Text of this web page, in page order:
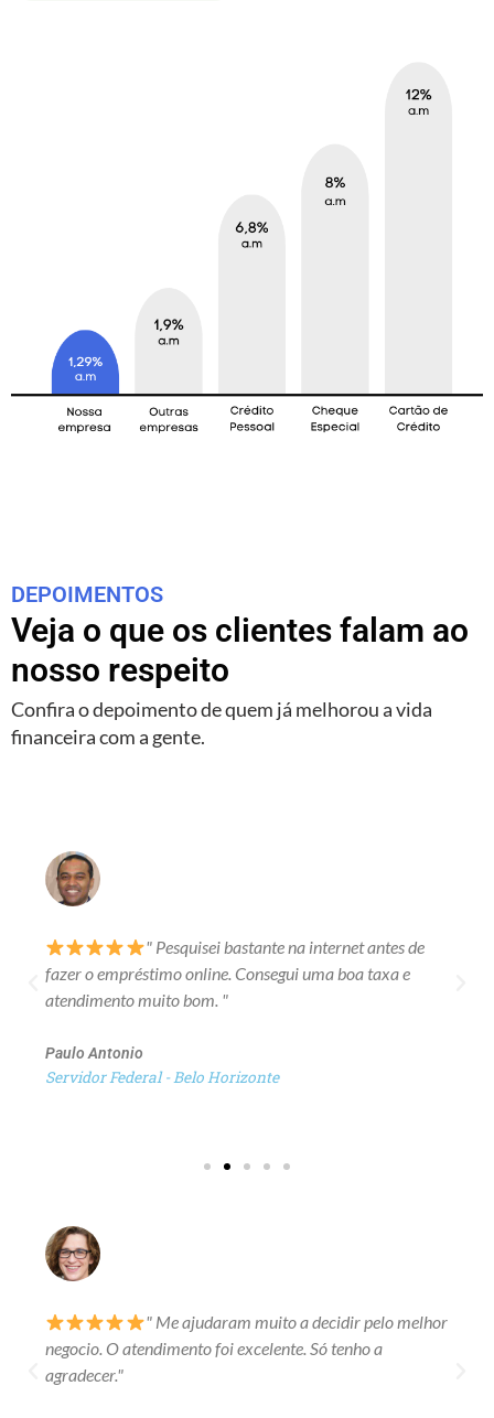
DEPOIMENTOS
Veja o que os clientes falam ao
nosso respeito
Confira o depoimento de quem já melhorou a vida
financeira com a gente.
" Pesquisei bastante na internet antes de
fazer o empréstimo online. Consegui uma boa taxa e
atendimento muito bom. "
Paulo Antonio
Servidor Federal - Belo Horizonte
" Me ajudaram muito a decidir pelo melhor
negocio. O atendimento foi excelente. Só tenho a
agradecer."